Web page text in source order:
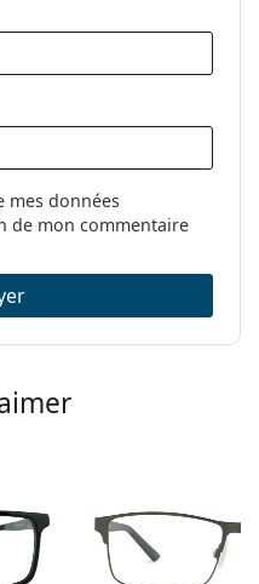
95 49
mes données
de mon commentaire